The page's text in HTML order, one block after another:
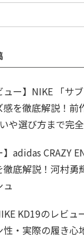
ュー】NIKE 「サ
を徹底解説！前
や選び方まで完
】adidas CRAZY
徹底解説！河村勇
ュ
KD19のレビュ
性・実際の履き心